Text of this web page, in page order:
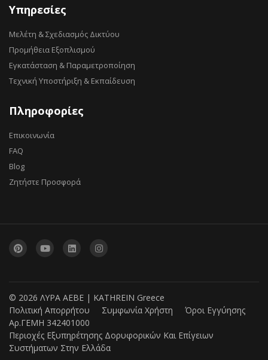
Υπηρεσίες
Μελέτη & Σχεδιασμός Δικτύου
Προμήθεια Εξοπλισμού
Εγκατάσταση & Παραμετροποίηση
Τεχνική Υποστήριξη & Εκπαίδευση
Πληροφορίες
Επικοινωνία
FAQ
Blog
Ζητήστε Προσφορά
© 2026 ΛΥΡΑ ΑΕΒΕ | KATHREIN Greece
Πολιτική Απορρήτου
Συμφωνία Χρήστη
Όροι Εγγύησης
Αρ.ΓΕΜΗ 342401000
Περιοχές Εξυπηρέτησης Δορυφορικών Και Επίγειων
Συστήματων Στην Ελλάδα